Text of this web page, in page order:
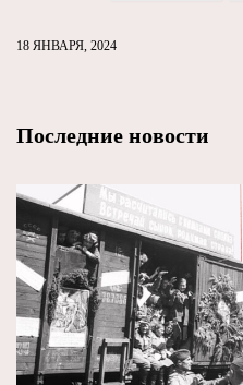
18 ЯНВАРЯ, 2024
Последние новости